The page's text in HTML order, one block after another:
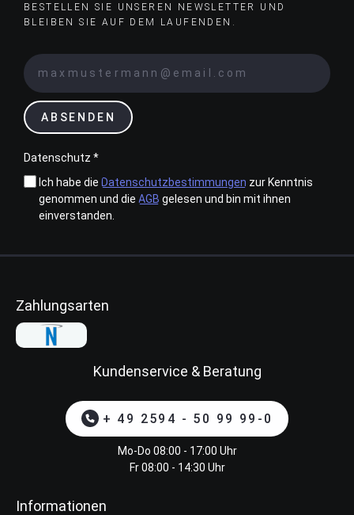
BESTELLEN SIE UNSEREN NEWSLETTER UND
BLEIBEN SIE AUF DEM LAUFENDEN.
ABSENDEN
Datenschutz *
Ich habe die Datenschutzbestimmungen zur Kenntnis
genommen und die AGB gelesen und bin mit ihnen
einverstanden.
Zahlungsarten
Kundenservice & Beratung
+ 49 2594 - 50 99 99-0
Mo-Do 08:00 - 17:00 Uhr
Fr 08:00 - 14:30 Uhr
Informationen